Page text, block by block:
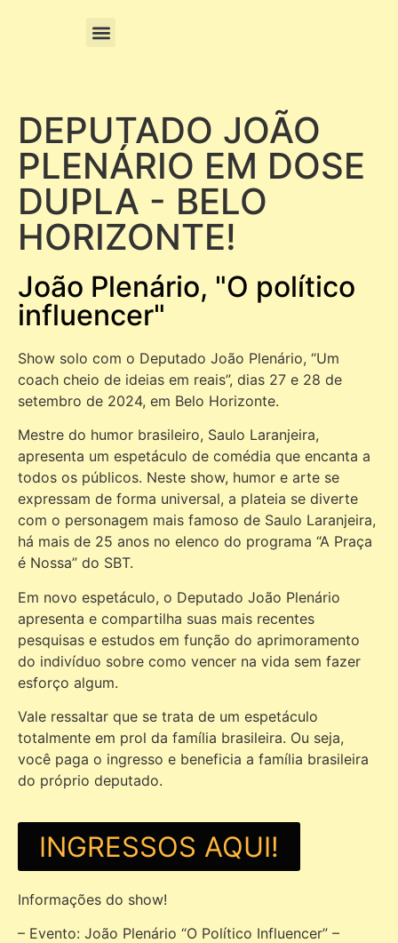
DEPUTADO JOÃO
PLENÁRIO EM DOSE
DUPLA - BELO
HORIZONTE!
João Plenário, "O político
influencer"
Show solo com o Deputado João Plenário, “Um
coach cheio de ideias em reais”, dias 27 e 28 de
setembro de 2024, em Belo Horizonte.
Mestre do humor brasileiro, Saulo Laranjeira,
apresenta um espetáculo de comédia que encanta a
todos os públicos. Neste show, humor e arte se
expressam de forma universal, a plateia se diverte
com o personagem mais famoso de Saulo Laranjeira,
há mais de 25 anos no elenco do programa “A Praça
é Nossa” do SBT.
Em novo espetáculo, o Deputado João Plenário
apresenta e compartilha suas mais recentes
pesquisas e estudos em função do aprimoramento
do indivíduo sobre como vencer na vida sem fazer
esforço algum.
Vale ressaltar que se trata de um espetáculo
totalmente em prol da família brasileira. Ou seja,
você paga o ingresso e beneficia a família brasileira
do próprio deputado.
INGRESSOS AQUI!
Informações do show!
– Evento: João Plenário “O Político Influencer” –